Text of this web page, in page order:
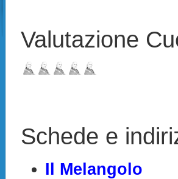
Valutazione
Schede e
Il Melangolo